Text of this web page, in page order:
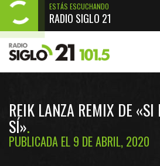
ESTÁS ESCUCHANDO
RADIO SIGLO 21
REIK LANZA REMIX DE «SI
SÍ»
PUBLICADA EL 9 DE ABRIL, 2020